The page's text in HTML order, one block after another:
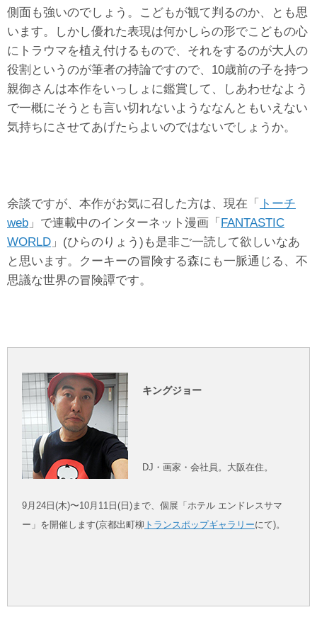
側面も強いのでしょう。こどもが観て判るのか、とも思
います。しかし優れた表現は何かしらの形でこどもの心
にトラウマを植え付けるもので、それをするのが大人の
役割というのが筆者の持論ですので、10歳前の子を持つ
親御さんは本作をいっしょに鑑賞して、しあわせなよう
で一概にそうとも言い切れないようななんともいえない
気持ちにさせてあげたらよいのではないでしょうか。
余談ですが、本作がお気に召した方は、現在「
トーチ
web 」で連載中のインターネット漫画「 FANTASTIC
WORLD 」(ひらのりょう)も是非ご一読して欲しいなあ
と思います。クーキーの冒険する森にも一脈通じる、不
思議な世界の冒険譚です。
キングジョー
DJ・画家・会社員。大阪在住。
9月24日(木)〜10月11日(日)まで、個展「ホテル エンドレスサマ
ー」を開催します(京都出町柳 トランスポップギャラリーにて)。